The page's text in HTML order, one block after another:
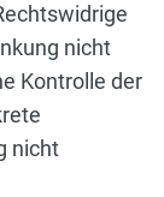
nicht
Kontrolle der
nicht